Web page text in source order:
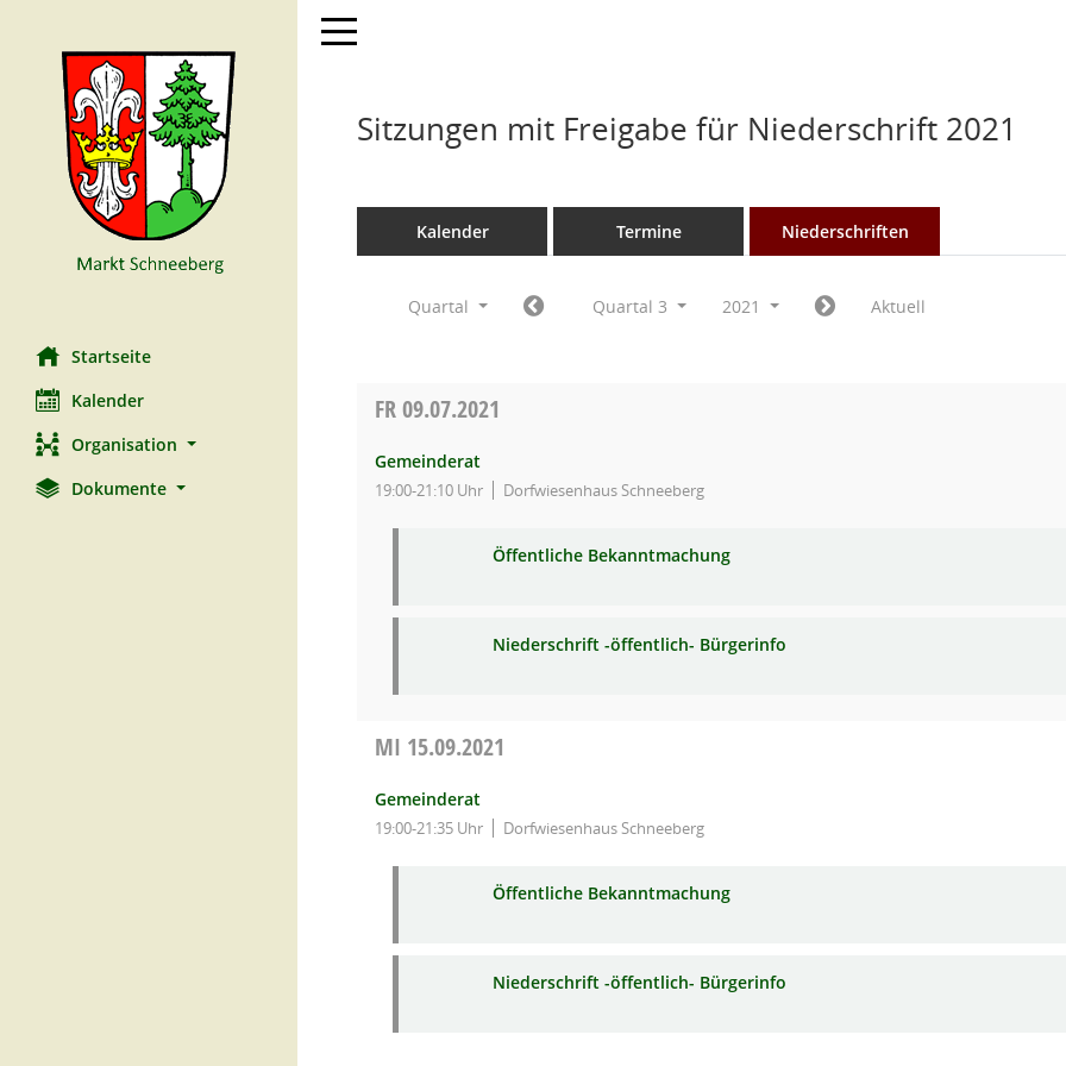
Startseite
Kalender
Organisation
Dokumente
Toggle navigation
Sitzungen mit Freigabe für Niederschrift 2021
Kalender Termine Niederschriften
Quartal Quartal 3 2021 Aktuell
FR09.07.2021
Gemeinderat
19:00-21:10 Uhr Dorfwiesenhaus Schneeberg
Öffentliche Bekanntmachung
Niederschrift -öffentlich- Bürgerinfo
MI 15.09.2021
Gemeinderat
19:00-21:35 Uhr Dorfwiesenhaus Schneeberg
Öffentliche Bekanntmachung
Niederschrift -öffentlich- Bürgerinfo